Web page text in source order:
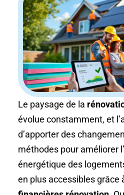
Le paysage de la
évolue constamment, et
d’apporter des
méthodes pour améliorer
énergétique des
en plus accessibles grâce